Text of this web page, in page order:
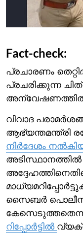
Fact-check:
പ്രചാരണം
പ്രചരിക്കുന്ന
അന്വേഷണത്തില്‍
വിവാദ
ആഭ്യന്തമന്ത്രി
നിര്‍ദേശം
സൈബർ
റിപ്പോര്‍ട്ടില്‍